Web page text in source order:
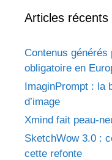
Articles récents
Contenus
obligatoire en
ImaginPrompt : la
d’image
Xmind fait peau-
SketchWow 3.0 :
cette refonte